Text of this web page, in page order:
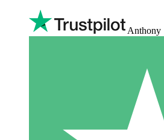
Anthony